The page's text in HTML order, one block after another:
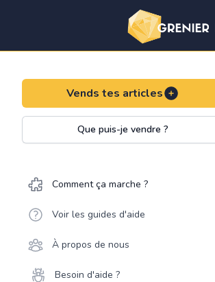
Vends tes articles
Que puis-je vendre ?
Comment ça marche ?
Voir les guides d'aide
À propos de nous
Besoin d'aide ?